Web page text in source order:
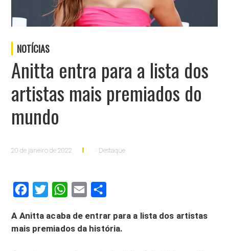
NOTÍCIAS
Anitta entra para a lista dos
artistas mais premiados do
mundo
20 de janeiro de 2022 Destaque
FacebookTwitter WhatsApp
Email
A Anitta acaba de entrar para a lista dos artistas
mais premiados da história.